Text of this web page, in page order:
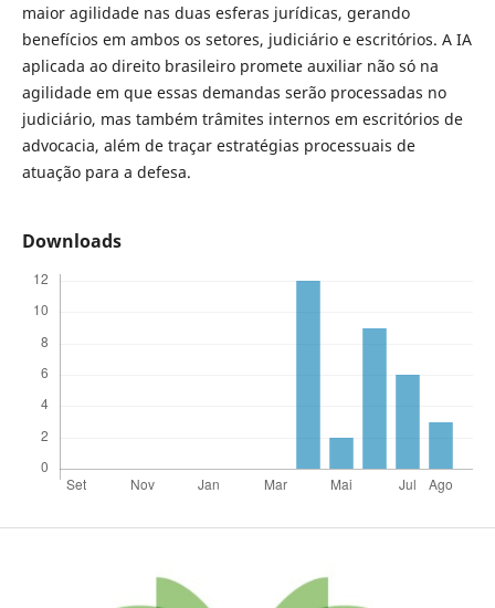
maior agilidade nas duas esferas jurídicas, gerando
benefícios em ambos os setores, judiciário e escritórios. A IA
aplicada ao direito brasileiro promete auxiliar não só na
agilidade em que essas demandas serão processadas no
judiciário, mas também trâmites internos em escritórios de
advocacia, além de traçar estratégias processuais de
atuação para a defesa.
Downloads